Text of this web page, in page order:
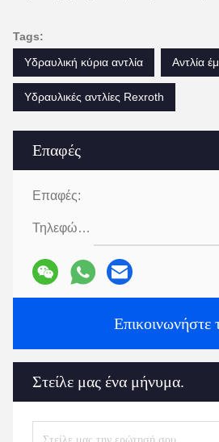
Επαφές
Επαφές:
Τηλεφώνημα:
Επικοινωνήστε
Στείλε μας ένα μήνυμα.
Tags:
Υδραυλική κύρια αντλία
Αντλία
Υδραυλικές αντλίες Rexroth